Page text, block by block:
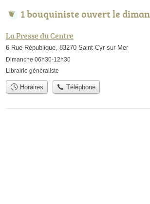
1 bouquiniste ouvert le
La Presse du Centre
6 Rue République, 83270 Saint-Cyr-sur-Mer
Dimanche 06h30-12h30
Librairie généraliste
Horaires Téléphone